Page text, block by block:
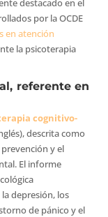
destacado en el
por la OCDE
en atención
la psicoterapia
referente en
cognitivo-
descrita como
y el
El informe
depresión, los
de pánico y el